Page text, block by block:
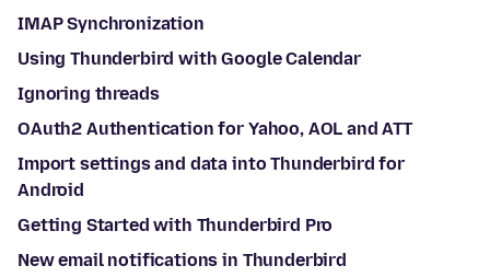
IMAP Synchronization
Using Thunderbird with Google Calendar
Ignoring threads
OAuth2 Authentication for Yahoo, AOL and ATT
Import settings and data into Thunderbird for
Android
Getting Started with Thunderbird Pro
New email notifications in Thunderbird